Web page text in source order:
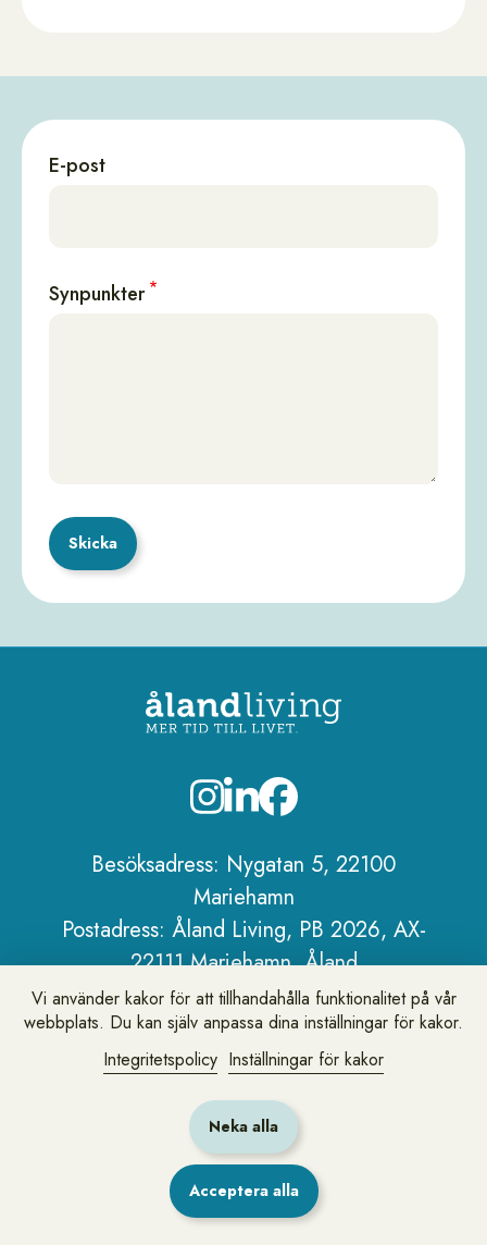
E-post
Synpunkter
Besöksadress: Nygatan 5, 22100
Mariehamn
Postadress: Åland Living, PB 2026, AX-
22111 Mariehamn, Åland
Telefon:+358 18 25 101
E-post:info@alandliving.ax
Om Åland Living
Personuppgiftspolicy
Om webbplatsen
Lämna synpunkter eller fråga oss
Vi använder kakor för att tillhandahålla funktionalitet på vår
webbplats. Du kan själv anpassa dina inställningar för kakor.
Integritetspolicy Inställningar för kakor
Neka alla
Acceptera alla